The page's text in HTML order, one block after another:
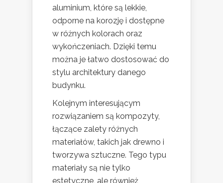
aluminium, które są lekkie,
odporne na korozję i dostępne
w różnych kolorach oraz
wykończeniach. Dzięki temu
można je łatwo dostosować do
stylu architektury danego
budynku.
Kolejnym interesującym
rozwiązaniem są kompozyty,
łączące zalety różnych
materiałów, takich jak drewno i
tworzywa sztuczne. Tego typu
materiały są nie tylko
estetyczne, ale również